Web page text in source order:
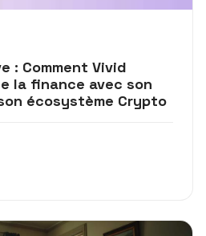
: Comment Vivid
la finance avec son
écosystème Crypto